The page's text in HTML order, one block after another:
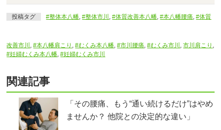
投稿タグ #整体本八幡,#整体市川 ,#体質改善本八幡,#本八幡腰痛,#体質
改善市川 ,#本八幡肩こり ,#むくみ本八幡,#市川腰痛,#むくみ市川 ,市川肩こり ,
#妊婦むくみ本八幡,#妊婦むくみ市川
関連記事
「その腰痛、もう“通い続けるだけ”はやめ
ませんか？ 他院との決定的な違い」